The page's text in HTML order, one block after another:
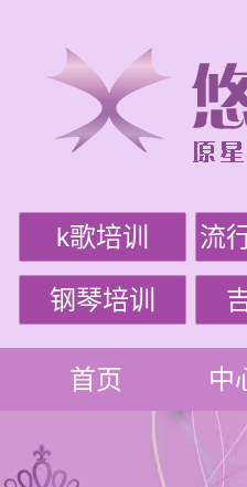
k歌培训 流
钢琴培训
首页 中